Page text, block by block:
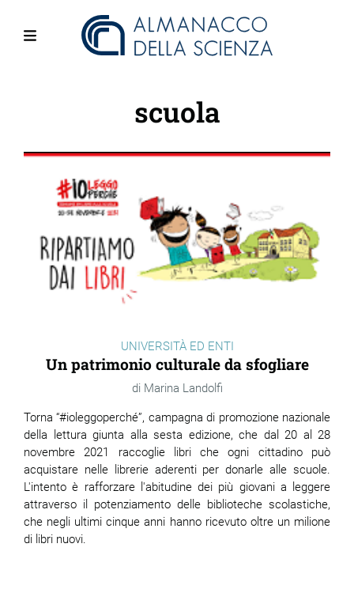
scuola
UNIVERSITÀ ED ENTI
Un patrimonio culturale da sfogliare
Marina Landolfi
Torna “#ioleggoperché”, campagna di promozione nazionale
della lettura giunta alla sesta edizione, che dal 20 al 28
novembre 2021 raccoglie libri che ogni cittadino può
acquistare nelle librerie aderenti per donarle alle scuole.
L'intento è rafforzare l'abitudine dei più giovani a leggere
attraverso il potenziamento delle biblioteche scolastiche,
che negli ultimi cinque anni hanno ricevuto oltre un milione
di libri nuovi.